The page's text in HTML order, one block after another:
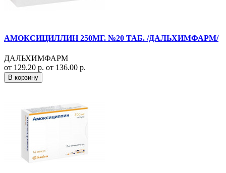
АМОКСИЦИЛЛИН 250МГ. №20 ТАБ. /ДАЛЬХИМФАРМ/
ДАЛЬХИМФАРМ
от 129.20 р. от 136.00 р.
В корзину